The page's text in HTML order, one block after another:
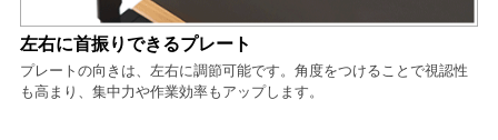
左右に首振りできるプレート
プレートの向きは、左右に調節可能です。角度をつけることで視認性
も高まり、集中力や作業効率もアップします。